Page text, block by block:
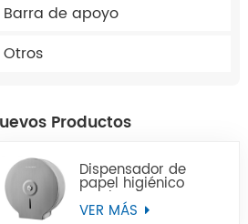
Barra de apoyo
Otros
Productos
Dispensador de
papel higiénico
Jumbo de acero
inoxidable para
VER MÁS